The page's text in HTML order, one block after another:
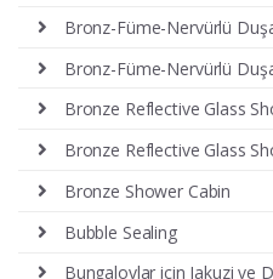
Bronz-Füme-Nervürlü
Bronz-Füme-Nervürlü
Bronze Reflective Glass
Bronze Reflective Glass
Bronze Shower Cabin
Bubble Sealing
Bungalovlar için Jakuzi ve